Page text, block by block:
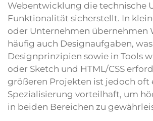
Webentwicklung die technische
Funktionalität sicherstellt. In
oder Unternehmen übernehmen
häufig auch Designaufgaben,
Designprinzipien sowie in Tools
oder Sketch und HTML/CSS
größeren Projekten ist jedoch oft
Spezialisierung vorteilhaft, um
in beiden Bereichen zu